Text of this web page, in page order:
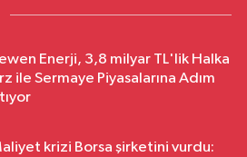
Enerji, 3,8 milyar TL'lik Halka
ile Sermaye Piyasalarına Adım
krizi Borsa şirketini vurdu: